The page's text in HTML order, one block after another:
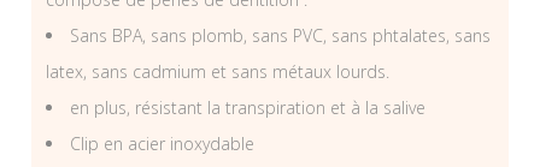
Sans BPA, sans plomb, sans PVC, sans phtalates, sans
latex, sans cadmium et sans métaux lourds.
en plus, résistant la transpiration et à la salive
Clip en acier inoxydable